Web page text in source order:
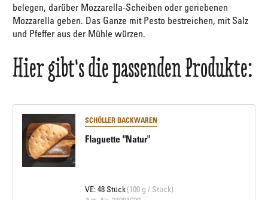
Hier gibt's die passenden Produkte:
SCHÖLLER BACKWAREN
Flaguette "Natur"
VE: 48 Stück(100 g / Stück)
belegen, darüber Mozzarella-Scheiben oder geriebenen
Mozzarella geben. Das Ganze mit Pesto bestreichen, mit Salz
und Pfeffer aus der Mühle würzen.